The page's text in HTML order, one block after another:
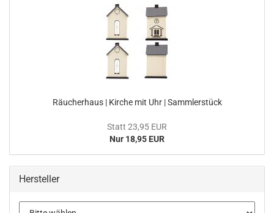
Räucherhaus | Kirche mit Uhr | Sammlerstück
Statt 23,95 EUR
Nur 18,95 EUR
Hersteller